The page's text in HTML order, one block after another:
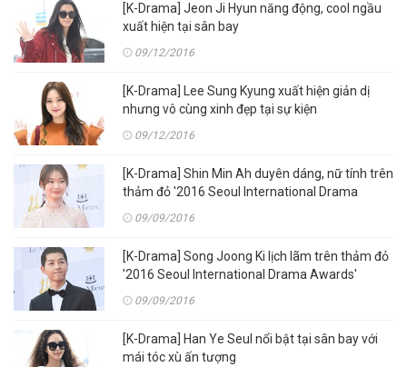
[K-Drama] Jeon Ji Hyun năng động, cool ngầu
xuất hiện tại sân bay
09/12/2016
[K-Drama] Lee Sung Kyung xuất hiện giản dị
nhưng vô cùng xinh đẹp tại sự kiện
09/12/2016
[K-Drama] Shin Min Ah duyên dáng, nữ tính trên
thảm đỏ '2016 Seoul International Drama
09/09/2016
[K-Drama] Song Joong Ki lịch lãm trên thảm đỏ
'2016 Seoul International Drama Awards'
09/09/2016
[K-Drama] Han Ye Seul nổi bật tại sân bay với
mái tóc xù ấn tượng